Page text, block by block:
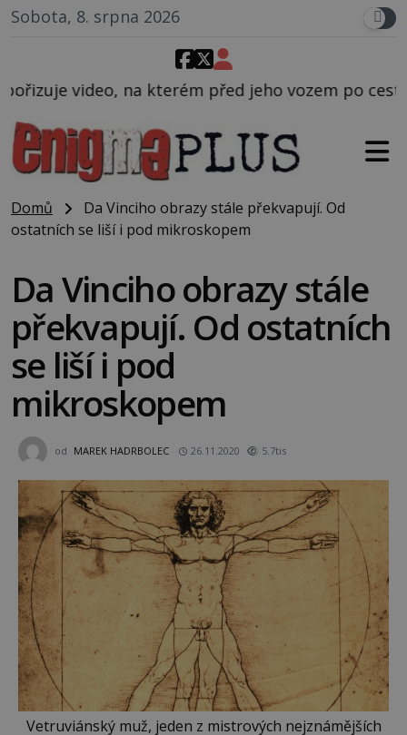
Sobota, 8. srpna 2026
před jeho vozem po cestě utíká zvláštní
Domů
Da Vinciho obrazy stále překvapují. Od
ostatních se liší i pod mikroskopem
Da Vinciho obrazy stále
překvapují. Od ostatních
se liší i pod
mikroskopem
od MAREK HADRBOLEC 26.11.2020 5.7tis
Vetruviánský muž, jeden z mistrových nejznámějších